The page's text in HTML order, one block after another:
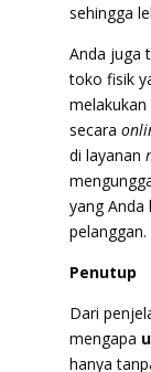
sehingga
Anda juga
toko fisik
secara
di layanan
yang Anda
pelanggan.
Penutup
Dari
mengapa
hanya